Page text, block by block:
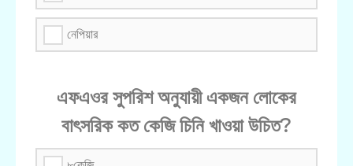
নেপিয়ার
এফএওর সুপরিশ অনুযায়ী একজন লোকের
বাৎসরিক কত কেজি চিনি খাওয়া উচিত?